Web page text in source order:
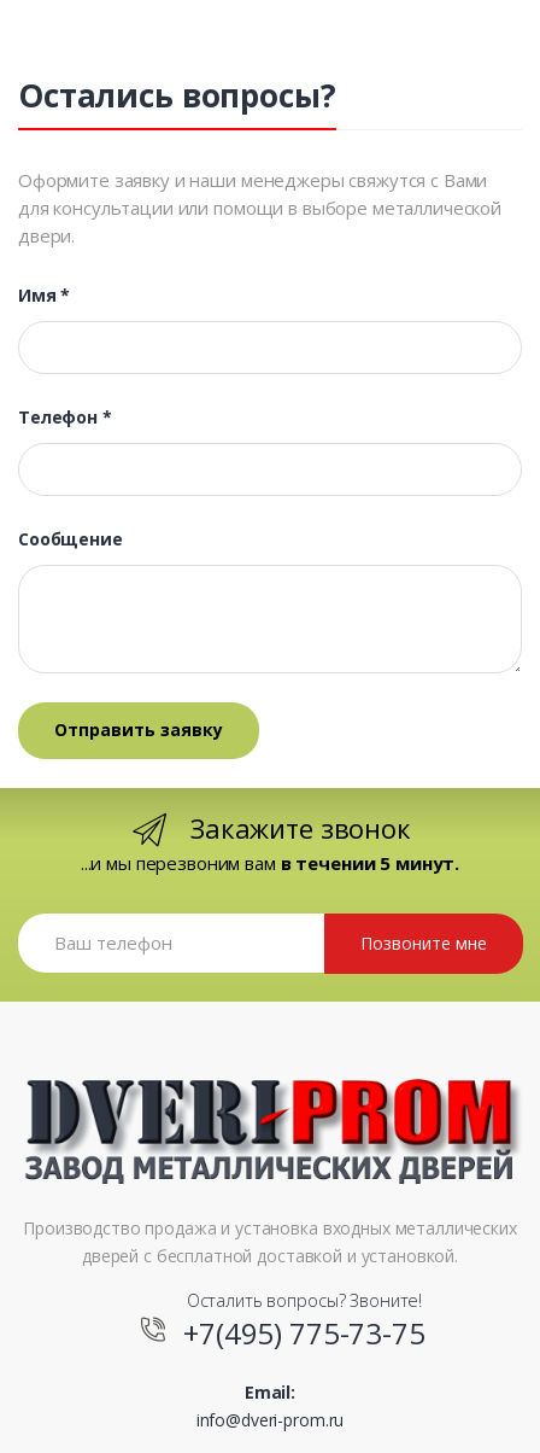
Остались вопросы?
Оформите заявку и наши менеджеры свяжутся с Вами
для консультации или помощи в выборе металлической
двери.
Имя*
Телефон *
Сообщение
Закажите звонок
...и мы перезвоним вам в течении 5 минут.
Позвоните мне
Производство продажа и установка входных металлических
дверей с бесплатной доставкой и установкой.
Осталить вопросы? Звоните!
+7(495) 775-73-75
Email:
info@dveri-prom.ru